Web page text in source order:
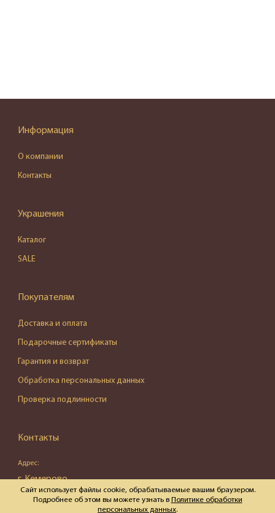
Информация
О компании
Контакты
Украшения
Каталог
SALE
Покупателям
Доставка и оплата
Подарочные сертификаты
Гарантия и возврат
Обработка персональных данных
Проверка подлинности
Контакты
Адрес:
г. Кемерово,
ул. Весенняя, д. 16, пом. 87
Сайт использует файлы cookie, обрабатываемые вашим браузером.
Подробнее об этом вы можете узнать в Политике обработки
персональных данных.